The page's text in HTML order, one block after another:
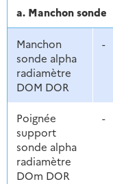
a. Manchon sonde
Manchon
sonde alpha
radiamètre
DOM DOR
-
Poignée
support
sonde alpha
radiamètre
DOm DOR
-